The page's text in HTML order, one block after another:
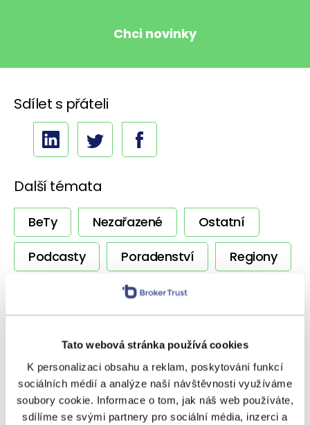
Tato webová stránka používá cookies
K personalizaci obsahu a reklam, poskytování funkcí
sociálních médií a analýze naší návštěvnosti využíváme
soubory cookie. Informace o tom, jak náš web používáte,
sdílíme se svými partnery pro sociální média, inzerci a
Sdílet s přáteli
Další témata
BeTy Nezařazené
Ostatní
Podcasty
Poradenství
Regiony
Úvěrování
SOUVISEJÍCÍ ČLÁNKY